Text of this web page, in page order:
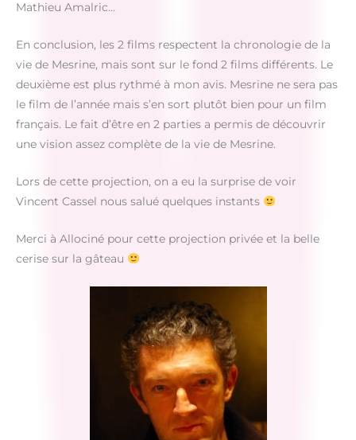
Mathieu Amalric…
En conclusion, les 2 films respectent la chronologie de la
vie de Mesrine, mais sont sur le fond 2 films différents. Le
deuxième est plus rythmé à mon avis. Mesrine ne sera pas
le film de l’année mais s’en sort plutôt bien pour un film
français. Le fait d’être en 2 parties a permis de découvrir
une vision assez complète de la vie de Mesrine.
Lors de cette projection, on a eu la surprise de voir
Vincent Cassel nous salué quelques instants
Merci à Allociné pour cette projection privée et la belle
cerise sur la gâteau